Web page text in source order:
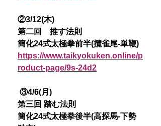
②3/12(木)
第二回 推す法則
簡化24式太極拳前半(攬雀尾-単鞭)
https://www.taikyokuken.online/p
roduct-page/9s-24d2
③4/6(月)
第三回 踏む法則
簡化24式太極拳後半(高探馬-下勢